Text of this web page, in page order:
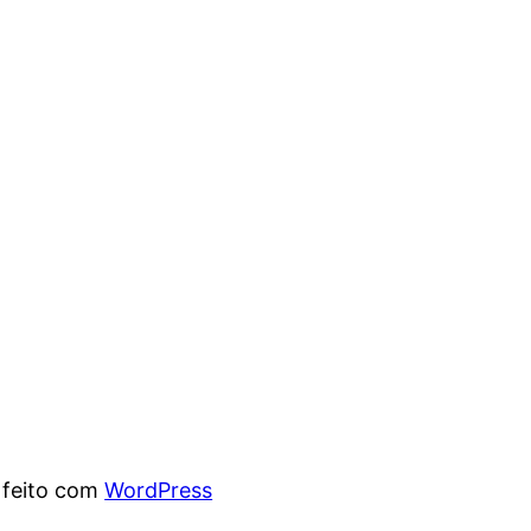
feito comWordPress